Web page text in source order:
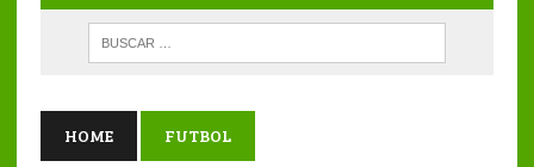
HOME FUTBOL